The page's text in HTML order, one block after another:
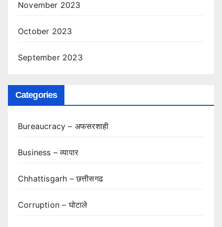
November 2023
October 2023
September 2023
Categories
Bureaucracy – अफसरशाही
Business – व्यापार
Chhattisgarh – छत्तीसगढ
Corruption – घोटाले